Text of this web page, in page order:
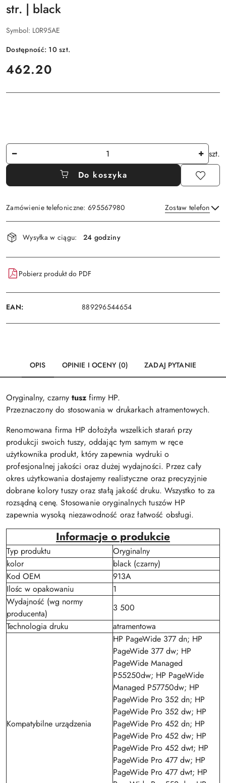
str. | black
Symbol: L0R95AE
Dostępność: 10szt.
cena:
462.20
Ilość
szt.
Do koszyka
Zamówienie telefoniczne: 695567980 Zostaw telefon
Dostępność
i
dostawa
Wysyłka w ciągu: 24 godziny
Pobierz produkt do PDF
EAN: 889296544654
OPIS OPINIE I OCENY (0) ZADAJ PYTANIE
Oryginalny, czarny tusz firmy HP.
Przeznaczony do stosowania w drukarkach atramentowych.
Renomowana firma HP dołożyła wszelkich starań przy
produkcji swoich tuszy, oddając tym samym w ręce
użytkownika produkt, który zapewnia wydruki o
profesjonalnej jakości oraz dużej wydajności. Przez cały
okres użytkowania dostajemy realistyczne oraz precyzyjnie
dobrane kolory tuszy oraz stałą jakość druku. Wszystko to za
rozsądną cenę. Stosowanie oryginalnych tuszów HP
zapewnia wysoką niezawodność oraz łatwość obsługi.
Informacje o produkcie
Typ produktu
Oryginalny
kolor
black (czarny)
Kod OEM
913A
Ilośc w opakowaniu
1
Wydajność (wg normy
producenta)
3 500
Technologia druku
atramentowa
Kompatybilne urządzenia
HP PageWide 377 dn; HP
PageWide 377 dw; HP
PageWide Managed
P55250dw; HP PageWide
Managed P57750dw; HP
PageWide Pro 352 dn; HP
PageWide Pro 352 dw; HP
PageWide Pro 452 dn; HP
PageWide Pro 452 dw; HP
PageWide Pro 452 dwt; HP
PageWide Pro 477 dw; HP
PageWide Pro 477 dwt; HP